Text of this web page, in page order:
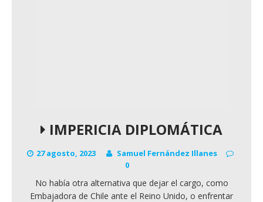
IMPERICIA DIPLOMÁTICA
27 agosto, 2023
Samuel Fernández Illanes
0
No había otra alternativa que dejar el cargo, como
Embajadora de Chile ante el Reino Unido, o enfrentar